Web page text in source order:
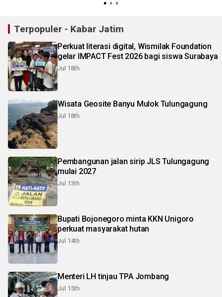
Terpopuler - Kabar Jatim
Perkuat literasi digital, Wismilak Foundation
gelar IMPACT Fest 2026 bagi siswa Surabaya
Jul 18th
Wisata Geosite Banyu Mulok Tulungagung
Jul 18th
Pembangunan jalan sirip JLS Tulungagung
mulai 2027
Jul 13th
Bupati Bojonegoro minta KKN Unigoro
perkuat masyarakat hutan
Jul 14th
Menteri LH tinjau TPA Jombang
Jul 15th